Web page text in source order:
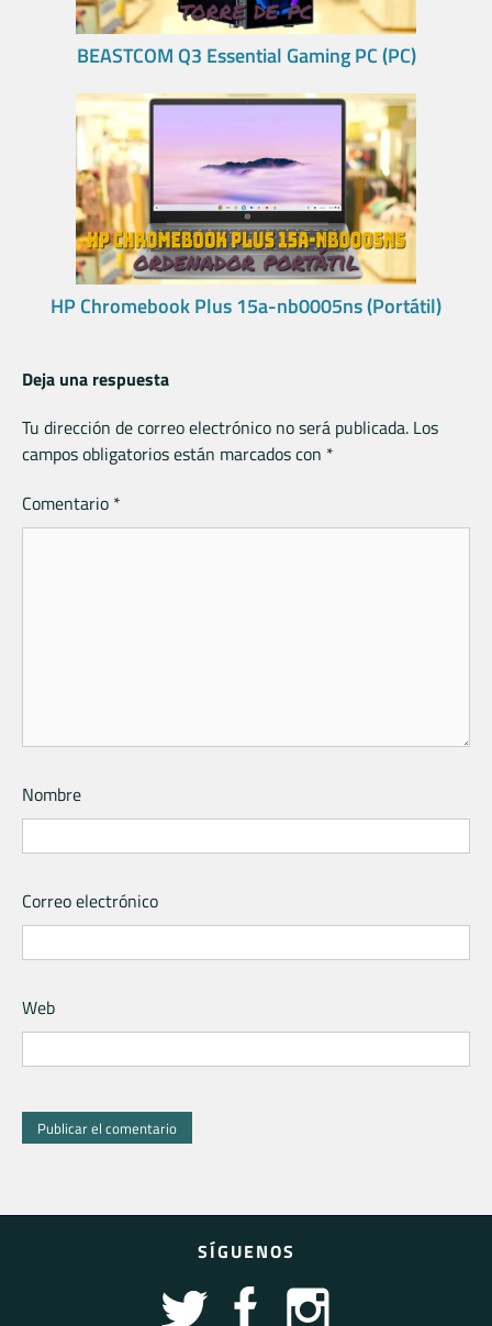
BEASTCOM Q3 Essential Gaming PC (PC)
HP Chromebook Plus 15a-nb0005ns (Portátil)
Deja una respuesta
Tu dirección de correo electrónico no será publicada. Los
campos obligatorios están marcados con *
Comentario *
Nombre
Correo electrónico
Web
SÍGUENOS